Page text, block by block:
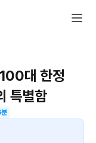
대 한정
특별함
분